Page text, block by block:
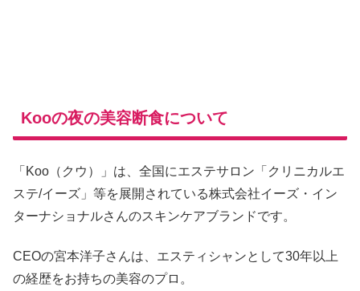
Kooの夜の美容断食について
「Koo（クウ）」は、全国にエステサロン「クリニカルエ
ステ/イーズ」等を展開されている株式会社イーズ・イン
ターナショナルさんのスキンケアブランドです。
CEOの宮本洋子さんは、エスティシャンとして30年以上
の経歴をお持ちの美容のプロ。